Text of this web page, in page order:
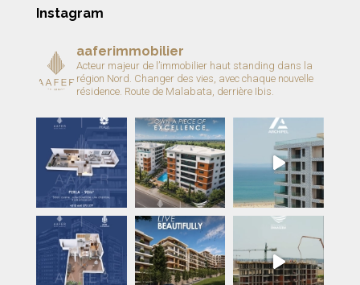
Instagram
aaferimmobilier
Acteur majeur de l’immobilier haut standing dans la
région Nord. Changer des vies, avec chaque nouvelle
résidence. Route de Malabata, derrière Ibis.